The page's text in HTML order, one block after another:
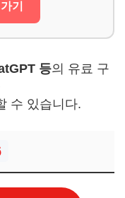
기
등의 유료 구
수 있습니다.